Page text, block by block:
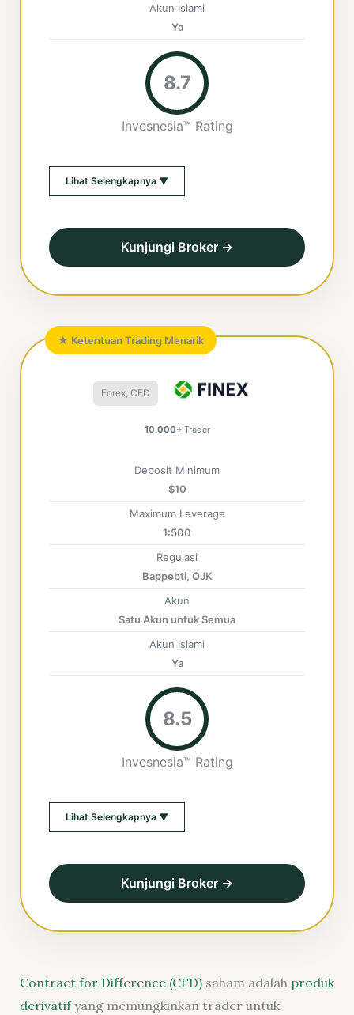
Akun Islami
Ya
8.7
Invesnesia™ Rating
Lihat Selengkapnya ▼
Kunjungi Broker →
★ Ketentuan Trading Menarik
Forex, CFD
10.000+Trader
Deposit Minimum
$10
Maximum Leverage
1:500
Regulasi
Bappebti, OJK
Akun
Satu Akun untuk Semua
Akun Islami
Ya
8.5
Invesnesia™ Rating
Lihat Selengkapnya ▼
Kunjungi Broker →
Contract for Difference (CFD)saham adalah produk
derivatifyang memungkinkan trader untuk